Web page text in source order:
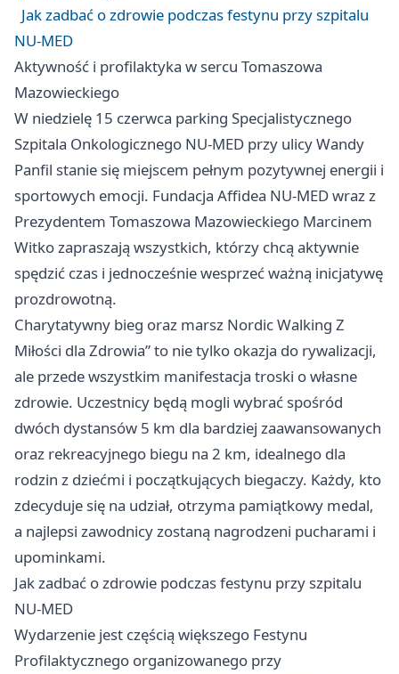
Jak zadbać o zdrowie podczas festynu przy szpitalu
NU-MED
Aktywność i profilaktyka w sercu Tomaszowa
Mazowieckiego
W niedzielę 15 czerwca parking Specjalistycznego
Szpitala Onkologicznego NU-MED przy ulicy Wandy
Panfil stanie się miejscem pełnym pozytywnej energii i
sportowych emocji. Fundacja Affidea NU-MED wraz z
Prezydentem Tomaszowa Mazowieckiego Marcinem
Witko zapraszają wszystkich, którzy chcą aktywnie
spędzić czas i jednocześnie wesprzeć ważną inicjatywę
prozdrowotną.
Charytatywny bieg oraz marsz Nordic Walking Z
Miłości dla Zdrowia” to nie tylko okazja do rywalizacji,
ale przede wszystkim manifestacja troski o własne
zdrowie. Uczestnicy będą mogli wybrać spośród
dwóch dystansów 5 km dla bardziej zaawansowanych
oraz rekreacyjnego biegu na 2 km, idealnego dla
rodzin z dziećmi i początkujących biegaczy. Każdy, kto
zdecyduje się na udział, otrzyma pamiątkowy medal,
a najlepsi zawodnicy zostaną nagrodzeni pucharami i
upominkami.
Jak zadbać o zdrowie podczas festynu przy szpitalu
NU-MED
Wydarzenie jest częścią większego Festynu
Profilaktycznego organizowanego przy